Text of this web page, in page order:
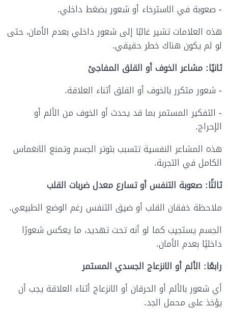
- صعوبة في الاسترخاء أو شعور بضغط داخلي.
هذه العلامات تشير غالبًا إلى شعور داخلي بعدم الأمان، حتى
لو لم يكون هناك خطر حقيقي.
ثانيًا: مشاعر الخوف أو القلق المفاجئ
- شعور متكرر بالخوف أو القلق أثناء العلاقة.
- التفكير المستمر بما قد يحدث أو الخوف من الألم أو
الإحراج.
هذه المشاعر النفسية تتسبب بتوتر الجسم وتمنع الانغماس
الكامل في التجربة.
ثالثًا: صعوبة التنفس أو تسارع معدل ضربات القلب
ملاحظة خفقان القلب أو ضيق التنفس رغم الوضع الطبيعي.
الجسم يستجيب كما لو أنه تحت تهديد، ما يعكس شعورًا
داخليًا بعدم الأمان.
رابعًا: الألم أو الانزعاج الجسدي المستمر
أي شعور بالألم أو الحرقان أو الانزعاج أثناء العلاقة يجب أن
يؤخذ على محمل الجد.